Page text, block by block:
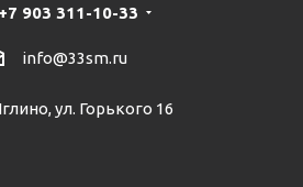
+7 903 311-10-33
info@33sm.ru
ул. Горького 16